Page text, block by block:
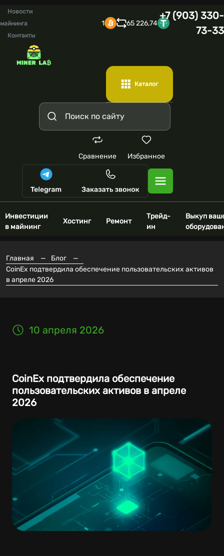
Новости
майнинга
Контакты
1 65 226,74
+7 (903) 330-
73-33
Каталог
Сравнение Избранное
Инвестиции
в майнинг
Хостинг Ремонт
Трейд-
ин
Выкуп
Главная — Блог
—
CoinEx подтвердила обеспечение пользовательских активов
в апреле 2026
10 апреля 2026
CoinEx подтвердила обеспечение
пользовательских активов в апреле
2026